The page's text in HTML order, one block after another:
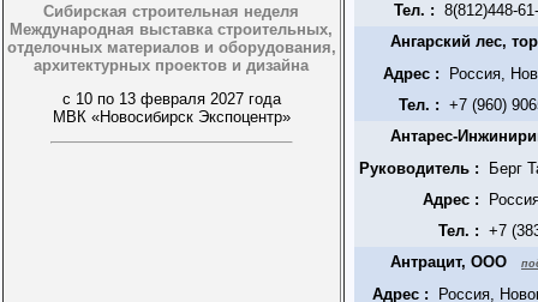
Сибирская строительная неделя
Международная выставка строительных,
отделочных материалов и оборудования,
архитектурных проектов и дизайна
с 10 по 13 февраля 2027 года
МВК «Новосибирск Экспоцентр»
Тел. : 8(812)448-
Ангарский лес,
Адрес :
Россия,
Тел. : +7 (960)
Антарес-
Руководитель :
Берг
Адрес :
Тел. : +7
Антрацит, ООО
Адрес :
Россия,